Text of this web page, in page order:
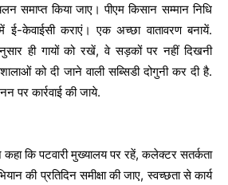
समाप्त किया जाए। पीएम किसान सम्मान निधि
केवाईसी कराएं। एक अच्छा वातावरण बनायें.
ही गायों को रखें, वे सड़कों पर नहीं दिखनी
को दी जाने वाली सब्सिडी दोगुनी कर दी है.
पर कार्रवाई की जाये.
कहा कि पटवारी मुख्यालय पर रहें, कलेक्टर सतर्कता
की प्रतिदिन समीक्षा की जाए, स्वच्छता से कार्य